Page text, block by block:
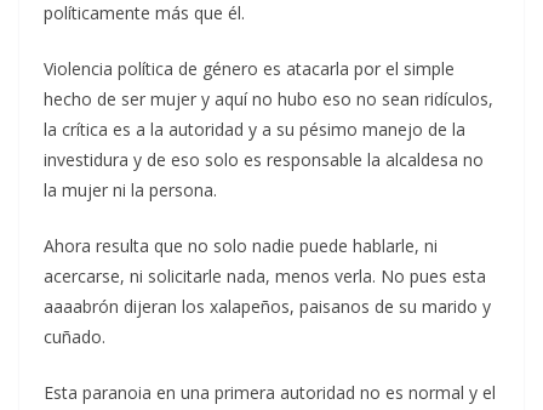
políticamente más que él.
Violencia política de género es atacarla por el simple
hecho de ser mujer y aquí no hubo eso no sean ridículos,
la crítica es a la autoridad y a su pésimo manejo de la
investidura y de eso solo es responsable la alcaldesa no
la mujer ni la persona.
Ahora resulta que no solo nadie puede hablarle, ni
acercarse, ni solicitarle nada, menos verla. No pues esta
aaaabrón dijeran los xalapeños, paisanos de su marido y
cuñado.
Esta paranoia en una primera autoridad no es normal y el